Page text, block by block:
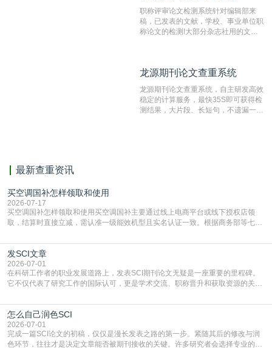
职称评审论文检测系统针对编辑部来
稿，已发表的文献，学校、事业单位职
称论文的检测!大部分杂志社用的文献
编辑部检测来稿和已发表的文献,检测
测时注意填写第一作者,才能排除已发
表文献复制比。（限制字符数1万）
龙源期刊论文查重系统
龙源期刊论文查重系统，自主研发高效
稳定的计算服务，最快35S即可获得检
测结果，大片段、长短句，不遗漏一处
最新查重资讯
买空调国补怎样领取和使用
2026-07-17
买空调国补怎样领取和使用买空调国补主要通过线上电商平台或线下授权店领
取，结算时直接立减‌，需认准一级能效机型且实名认证一致。根据商务部等七部
能领到补贴首选‌京东APP‌搜索专属口令(如【家电补贴1637】、【国补立省
4949】等，口令会随活动更新，以页面显示为准)进入补贴专场。淘宝/天猫也可
复制粘贴【8$FKFGgJq
发SCI文章
2026-07-01
在科研工作者的职业发展道路上，发表SCI期刊论文无疑是一座重要的里程碑。
它不仅代表了研究工作的国际认可，更是学术交流、职称晋升和获取资源的关键
战与困惑。从选题立意到投稿回应，每一步都需要精心的策略与扎实的工作。本
篇AEIC学术交流中心小编就为大家介绍“发SCI文章”。一、精准定位是成功的第
一步发表SCI文章，首要解决的问题是“投
怎么自己润色SCI
2026-07-01
完成一篇SCI论文的初稿，仅仅是漫长发表之路的第一步。紧随其后的修改与润
色环节，往往才是决定文章能否被期刊接收的关键。许多研究者会选择专业的语